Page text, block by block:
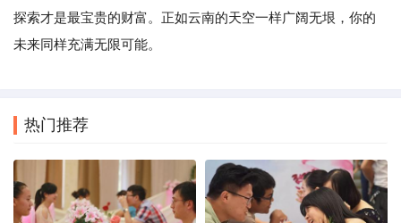
探索才是最宝贵的财富。正如云南的天空一样广阔无垠，你的
未来同样充满无限可能。
热门推荐